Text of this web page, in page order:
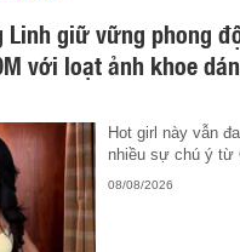
Linh giữ vững phong
với loạt ảnh khoe
Hot girl này vẫn
nhiều sự chú ý từ
08/08/2026